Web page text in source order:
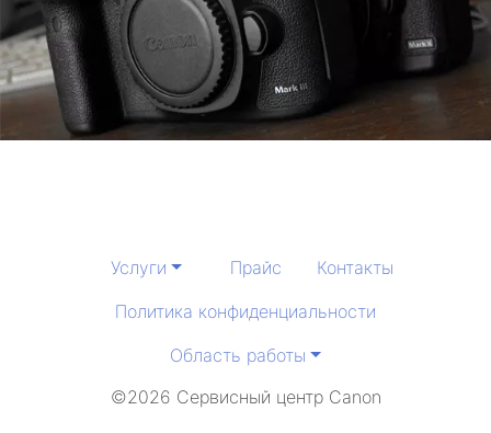
Услуги Прайс
Контакты
Политика конфиденциальности
Область работы
©2026 Сервисный центр Canon